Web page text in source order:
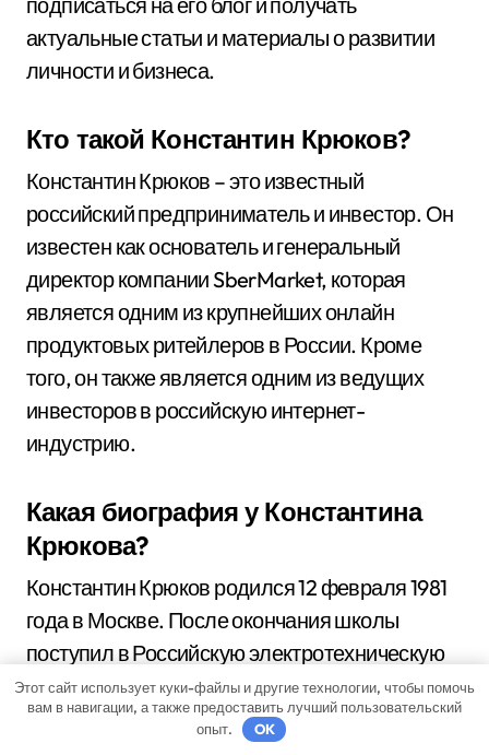
актуальные статьи и материалы о развитии
личности и бизнеса.
Кто такой Константин Крюков?
Константин Крюков – это известный
российский предприниматель и инвестор. Он
известен как основатель и генеральный
директор компании SberMarket, которая
является одним из крупнейших онлайн
продуктовых ритейлеров в России. Кроме
того, он также является одним из ведущих
инвесторов в российскую интернет-
индустрию.
Какая биография у Константина
Крюкова?
Константин Крюков родился 12 февраля 1981
года в Москве. После окончания школы
поступил в Российскую электротехническую
академию имени В.И. Ленина, где получил
диплом инженера-электроника. После учебы
Этот сайт использует куки-файлы и другие технологии, чтобы помочь
вам в навигации, а также предоставить лучший пользовательский
опыт.
OK